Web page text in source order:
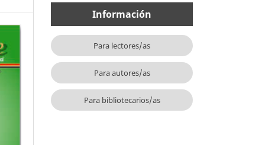
Información
Para lectores/as
Para autores/as
Para bibliotecarios/as